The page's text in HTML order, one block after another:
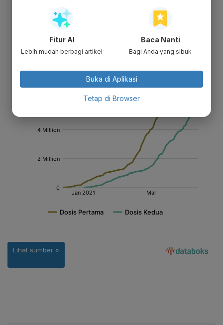
Fitur AI
Lebih mudah berbagi artikel
Baca Nanti
Bagi Anda yang sibuk
Buka di Aplikasi
Tetap di Browser